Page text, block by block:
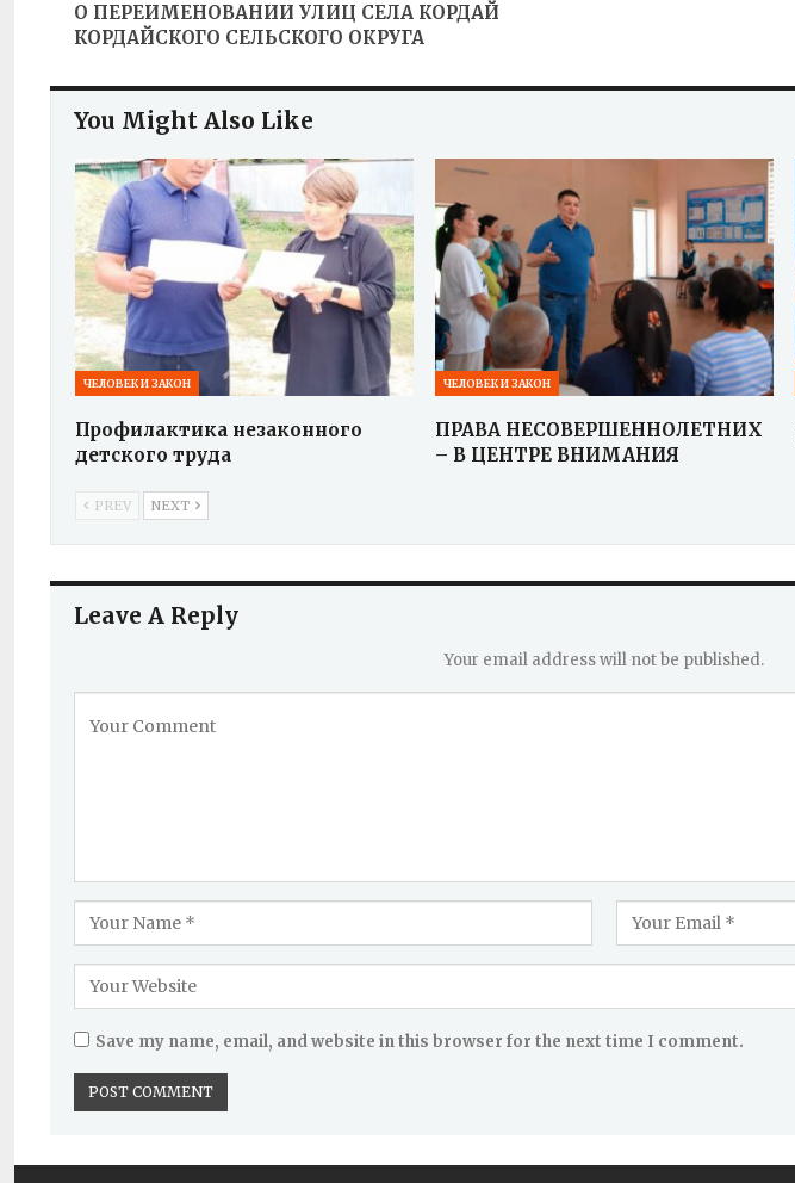
О ПЕРЕИМЕНОВАНИИ УЛИЦ СЕЛА КОРДАЙ
КОРДАЙСКОГО СЕЛЬСКОГО ОКРУГА
You Might Also Like
ЧЕЛОВЕК И ЗАКОН
Профилактика незаконного
детского труда
ЧЕЛОВЕК И ЗАКОН
ПРАВА НЕСОВЕРШЕННОЛЕТНИХ
– В ЦЕНТРЕ ВНИМАНИЯ
PREV NEXT
Leave A Reply
Your email address will not be published.
Save my name, email, and website in this browser for the next time I comment.